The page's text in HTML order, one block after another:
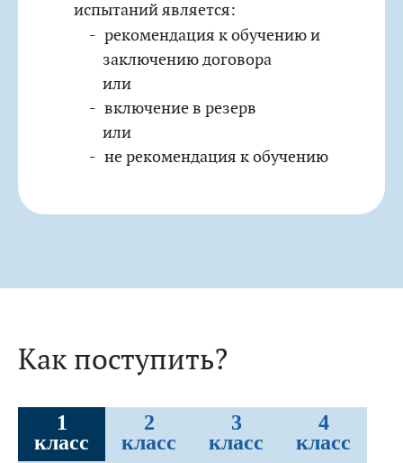
испытаний является:
рекомендация к обучению и
заключению договора
или
включение в резерв
или
не рекомендация к обучению
Как поступить?
1
класс
2
класс
3
класс
4
класс